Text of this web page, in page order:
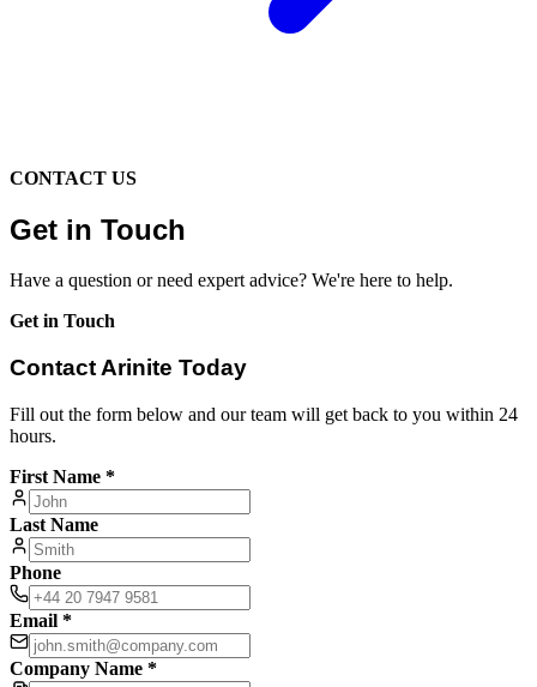
CONTACT US
Get in Touch
Have a question or need expert advice? We're here to help.
Get in Touch
Contact Arinite Today
Fill out the form below and our team will get back to you within 24
hours.
First Name *
Last Name
Phone
Email *
Company Name *